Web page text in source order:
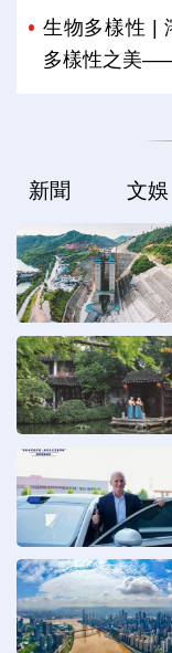
生物多樣性 |
多樣性之美
新聞 文娛